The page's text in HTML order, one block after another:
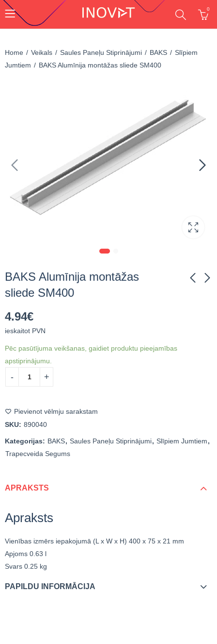
0
Home Veikals Saules Paneļu Stiprinājumi BAKS
Slīpiem
Jumtiem
BAKS Alumīnija montāžas sliede SM400
BAKS Alumīnija montāžas
sliede SM400
4.94€
ieskaitot PVN
Pēc pasūtījuma veikšanas, gaidiet produktu pieejamības
apstiprinājumu.
Pievienot vēlmju sarakstam
SKU: 890040
Kategorijas: BAKS, Saules Paneļu Stiprinājumi, Slīpiem Jumtiem,
Trapecveida Segums
APRAKSTS
Apraksts
Vienības izmērs iepakojumā (L x W x H) 400 x 75 x 21 mm
Apjoms 0.63 l
Svars 0.25 kg
PAPILDU INFORMĀCIJA